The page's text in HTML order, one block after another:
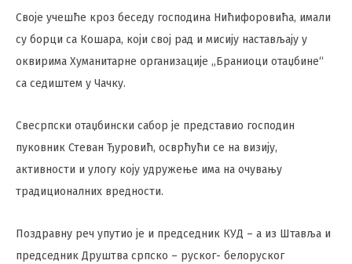
Своје учешће кроз беседу господина Нићифоровића, имали
су борци са Кошара, који свој рад и мисију настављају у
оквирима Хуманитарне организације „Браниоци отаџбине“
са седиштем у Чачку.
Свесрпски отаџбински сабор је представио господин
пуковник Стеван Ђуровић, осврћући се на визију,
активности и улогу коју удружење има на очувању
традиционалних вредности.
Поздравну реч упутио је и председник КУД – а из Штавља и
председник Друштва српско – руског- белоруског